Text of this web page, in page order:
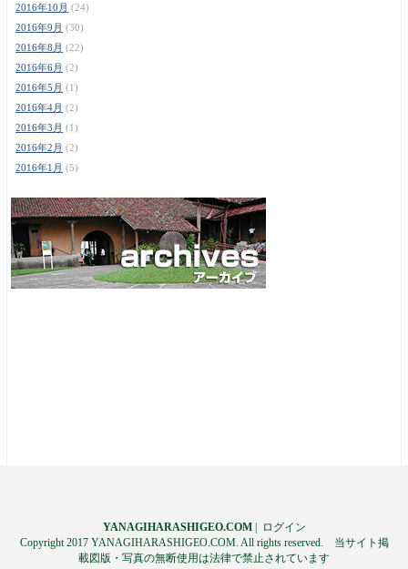
2016年10月 (24)
2016年9月 (30)
2016年8月 (22)
2016年6月 (2)
2016年5月 (1)
2016年4月 (2)
2016年3月 (1)
2016年2月 (2)
2016年1月 (5)
YANAGIHARASHIGEO.COM|
ログイン
Copyright 2017 YANAGIHARASHIGEO.COM. All rights reserved. 当サイト掲
載図版・写真の無断使用は法律で禁止されています